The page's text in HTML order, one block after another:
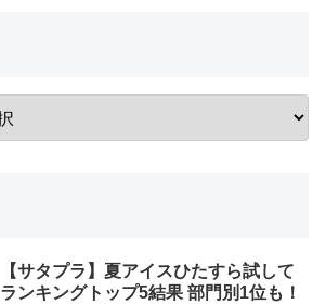
【サタプラ】夏アイスひたすら試して
ランキングトップ5結果 部門別1位も！